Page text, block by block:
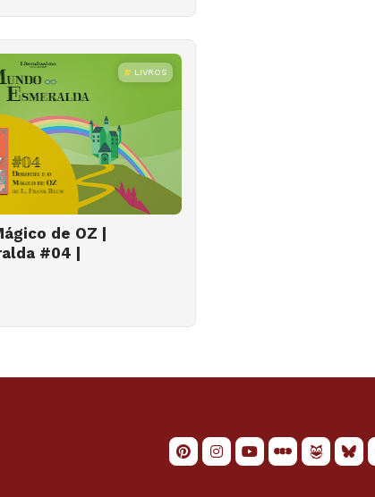
LIVROS
de OZ |
#04 |